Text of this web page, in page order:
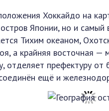
Хоккайдо на
Японии, но и
Тихим океаном,
а крайняя восточная —
отделяет префектуру от
ещё и